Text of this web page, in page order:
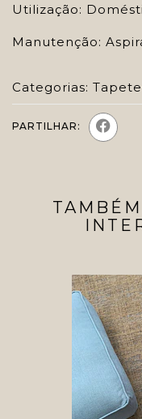
Utilização:
Manutenção:
Categorias:
PARTILHAR: